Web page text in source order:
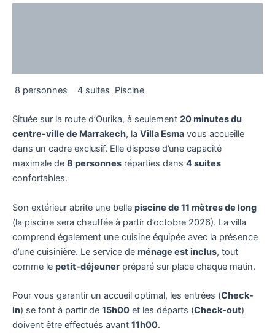
8 personnes 4 suites Piscine
Située sur la route d’Ourika, à seulement 20 minutes du
centre-ville de Marrakech, la Villa Esma vous accueille
dans un cadre exclusif. Elle dispose d’une capacité
maximale de 8 personnes réparties dans 4 suites
confortables.
Son extérieur abrite une belle piscine de 11 mètres de long
(la piscine sera chauffée à partir d’octobre 2026). La villa
comprend également une cuisine équipée avec la présence
d’une cuisinière. Le service de ménage est inclus, tout
comme le petit-déjeuner préparé sur place chaque matin.
Pour vous garantir un accueil optimal, les entrées (Check-
in) se font à partir de 15h00 et les départs (Check-out)
doivent être effectués avant 11h00.